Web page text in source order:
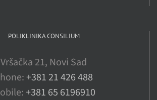
POLIKLINIKA CONSILIUM
Vršačka 21, Novi Sad
+381 21 426 488
+381 65 6196910